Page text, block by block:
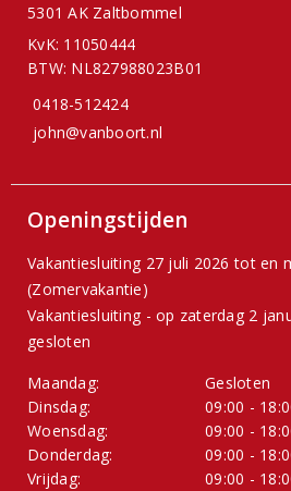
5301 AK Zaltbommel
KvK: 11050444
BTW: NL827988023B01
0418-512424
john@vanboort.nl
Openingstijden
Vakantiesluiting 27 juli 2026 tot en
(Zomervakantie)
Vakantiesluiting - op zaterdag 2
gesloten
Maandag:
Gesloten
Dinsdag:
09:00 -
Woensdag:
09:00 -
Donderdag:
09:00 -
Vrijdag:
09:00 -